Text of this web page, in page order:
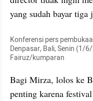
yang sudah bayar tiga
Konferensi pers
Denpasar, Bali, Senin (1/
Fairuz/kumparan
Bagi Mirza, lolos ke